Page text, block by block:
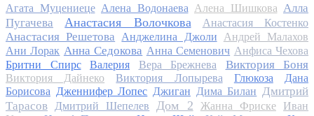
Агата Муцениеце Алена Водонаева Алена Шишкова Алла
Пугачева
Анастасия Волочкова Анастасия Костенко
Анастасия Решетова Анджелина Джоли
Андрей Малахов
Ани Лорак Анна Седокова Анна Семенович Анфиса Чехова
Бритни Спирс
Валерия Вера Брежнева Виктория Боня
Виктория Дайнеко Виктория Лопырева Глюкоза
Дана
Борисова Дженнифер Лопес Джиган Дима Билан
Дмитрий
Тарасов
Дмитрий Шепелев Дом 2 Жанна Фриске
Иван